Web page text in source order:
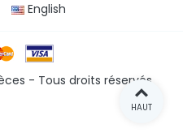
English
- Tous droits réservés
HAUT